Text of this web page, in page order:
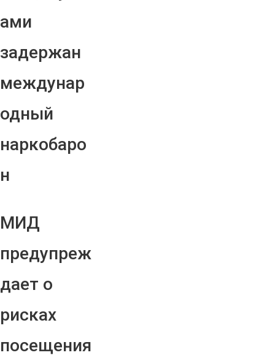
ами
задержан
междунар
одный
наркобаро
н
МИД
предупреж
дает о
рисках
посещения